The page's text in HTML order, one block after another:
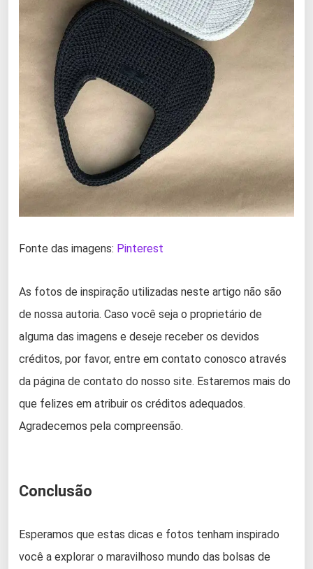
Fonte das imagens: Pinterest
As fotos de inspiração utilizadas neste artigo não são
de nossa autoria. Caso você seja o proprietário de
alguma das imagens e deseje receber os devidos
créditos, por favor, entre em contato conosco através
da página de contato do nosso site. Estaremos mais do
que felizes em atribuir os créditos adequados.
Agradecemos pela compreensão.
Conclusão
Esperamos que estas dicas e fotos tenham inspirado
você a explorar o maravilhoso mundo das bolsas de